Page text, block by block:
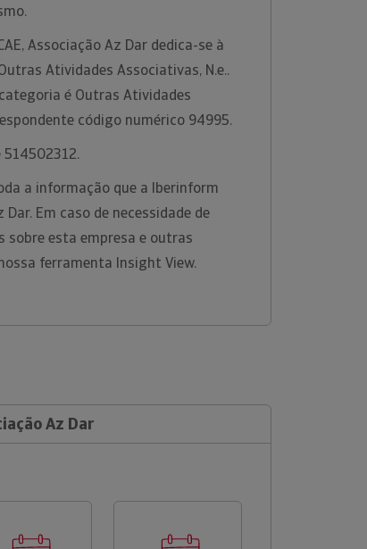
Associação Az Dar dedica-se à
Atividades Associativas, N.e..
é Outras Atividades
código numérico 94995.
514502312.
a informação que a Iberinform
Em caso de necessidade de
sobre esta empresa e outras
ferramenta Insight View.
Az Dar